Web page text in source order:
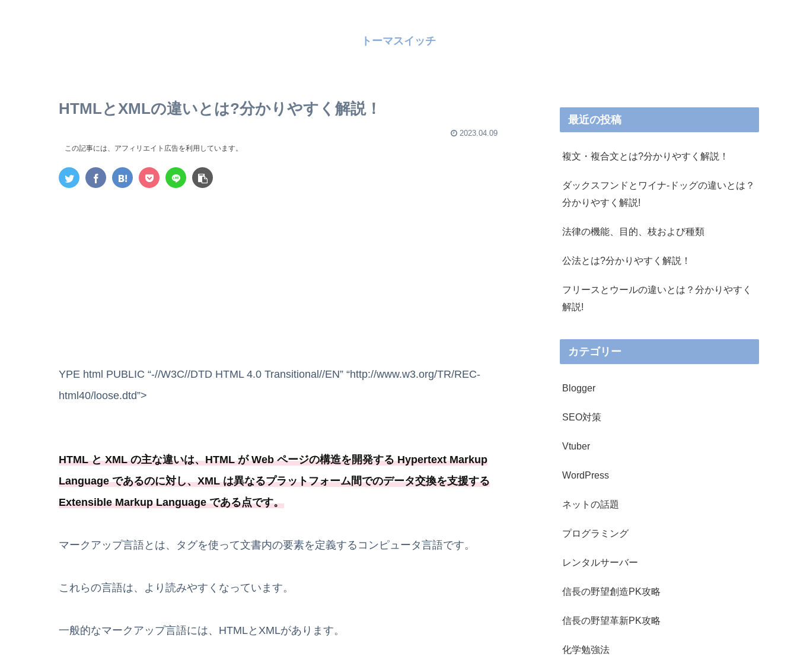
トーマスイッチ
HTMLとXMLの違いとは?分かりやすく解説！
2023.04.09
この記事には、アフィリエイト広告を利用しています。
YPE html PUBLIC “-//W3C//DTD HTML 4.0 Transitional//EN” “http://www.w3.org/TR/REC-
html40/loose.dtd”>
HTML と XML の主な違いは、HTML が Web ページの構造を開発する Hypertext Markup
Language であるのに対し、XML は異なるプラットフォーム間でのデータ交換を支援する
Extensible Markup Language である点です。
マークアップ言語とは、タグを使って文書内の要素を定義するコンピュータ言語です。
これらの言語は、より読みやすくなっています。
一般的なマークアップ言語には、HTMLとXMLがあります。
最近の投稿
複文・複合文とは?分かりやすく解説！
ダックスフンドとワイナ-ドッグの違いとは？
分かりやすく解説!
法律の機能、目的、枝および種類
公法とは?分かりやすく解説！
フリースとウールの違いとは？分かりやすく
解説!
カテゴリー
Blogger
SEO対策
Vtuber
WordPress
ネットの話題
プログラミング
レンタルサーバー
信長の野望創造PK攻略
信長の野望革新PK攻略
化学勉強法